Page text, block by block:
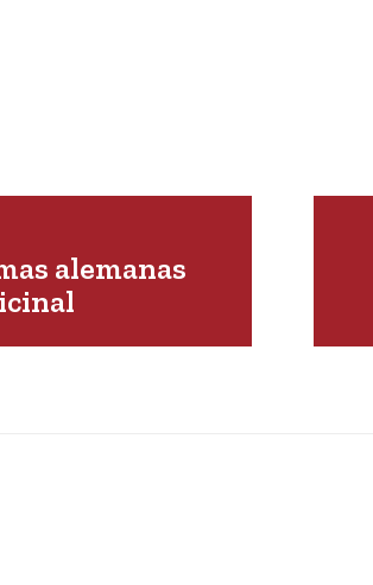
alemanas